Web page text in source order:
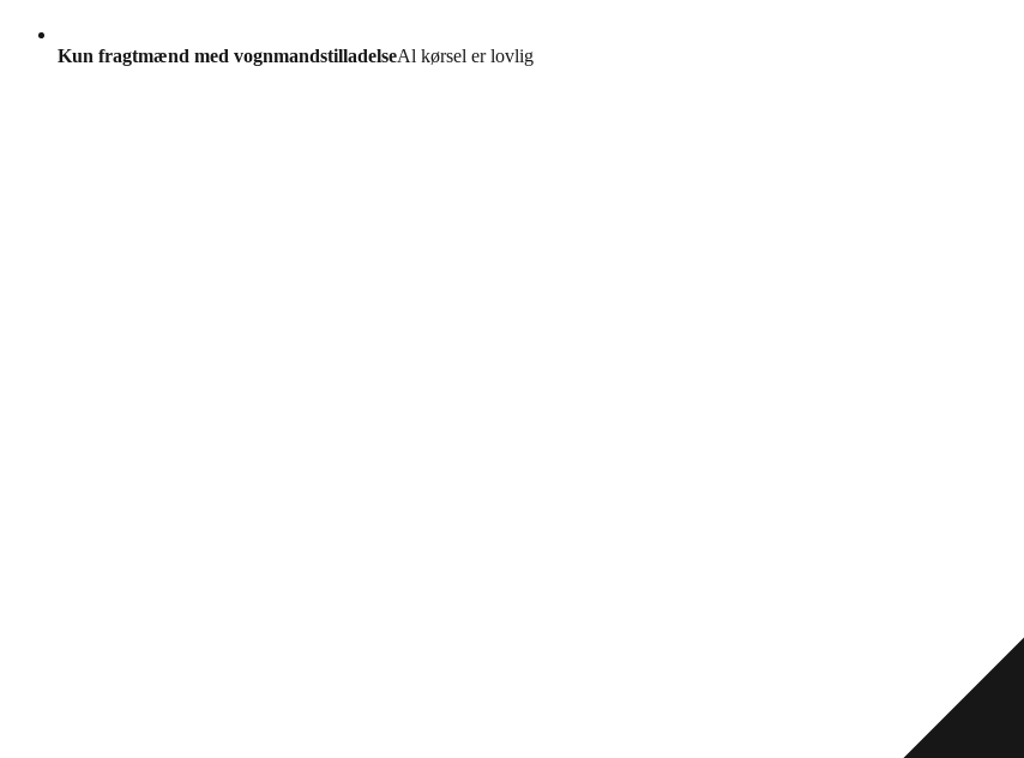
Kun fragtmænd med vognmandstilladelseAl kørsel er lovlig